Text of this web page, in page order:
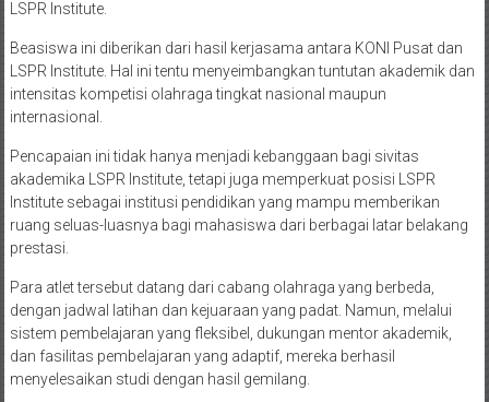
LSPR Institute.
Beasiswa ini diberikan dari hasil kerjasama antara KONI Pusat dan
LSPR Institute. Hal ini tentu menyeimbangkan tuntutan akademik dan
intensitas kompetisi olahraga tingkat nasional maupun
internasional.
Pencapaian ini tidak hanya menjadi kebanggaan bagi sivitas
akademika LSPR Institute, tetapi juga memperkuat posisi LSPR
Institute sebagai institusi pendidikan yang mampu memberikan
ruang seluas-luasnya bagi mahasiswa dari berbagai latar belakang
prestasi.
Para atlet tersebut datang dari cabang olahraga yang berbeda,
dengan jadwal latihan dan kejuaraan yang padat. Namun, melalui
sistem pembelajaran yang fleksibel, dukungan mentor akademik,
dan fasilitas pembelajaran yang adaptif, mereka berhasil
menyelesaikan studi dengan hasil gemilang.